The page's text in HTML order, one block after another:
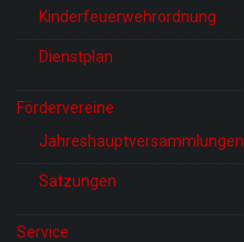
Kinderfeuerwehrordnung
Dienstplan
Fördervereine
Jahreshauptversammlungen
Satzungen
Service